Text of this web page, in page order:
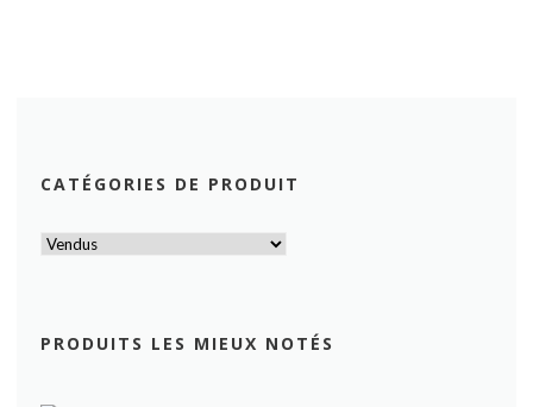
CATÉGORIES DE PRODUIT
PRODUITS LES MIEUX NOTÉS